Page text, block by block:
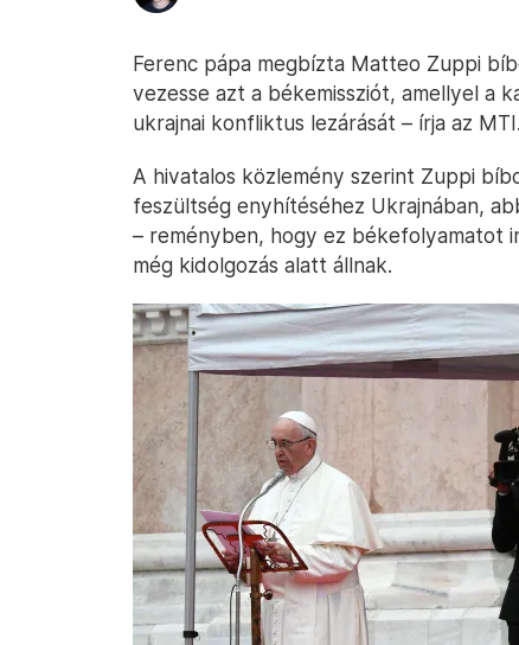
Ferenc pápa megbízta Matteo Zuppi
vezesse azt a békemissziót, amellyel a
ukrajnai konfliktus lezárását – írja az MTI.
A hivatalos közlemény szerint Zuppi
feszültség enyhítéséhez Ukrajnában,
– reményben, hogy ez békefolyamatot
még kidolgozás alatt állnak.